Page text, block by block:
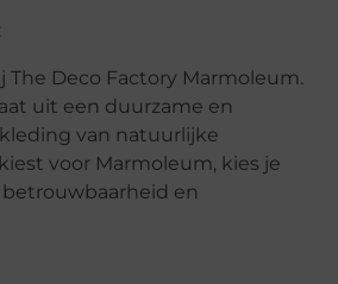
The Deco Factory Marmoleum.
uit een duurzame en
van natuurlijke
voor Marmoleum, kies je
en